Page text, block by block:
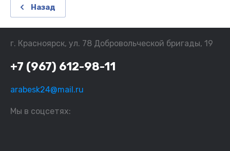
Назад
г. Красноярск, ул. 78 Добровольческой бригады, 19
+7 (967) 612-98-11
arabesk24@mail.ru
Мы в соцсетях: